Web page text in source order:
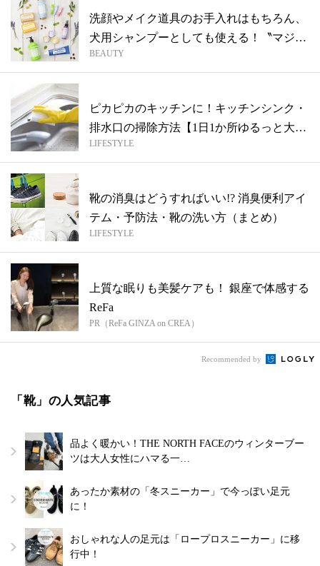
洗顔やメイク道具のお手入れはもちろん、
犬用シャンプーとしても使える！〝マジッ
クソ...
BEAUTY
ピカピカのキッチンに！キッチンシンク・
排水口の掃除方法【1日1か所ゆるっと大掃
除...
LIFESTYLE
靴の消臭はどうすればいい!? 消臭便利アイ
テム・予防法・靴の洗い方（まとめ）
LIFESTYLE
上質な眠りも美髪ケアも！ 銀座で体感する
ReFa
PR（ReFa GINZA on CREA）
Recommended by
「靴」の人気記事
品よく暖かい！THE NORTH FACEのウィンターブー
ツは大人女性にハマる一…
あったか素材の「冬スニーカー」で今っぽい足元
に！
おしゃれな人の足元は「ロープロスニーカー」に移
行中！